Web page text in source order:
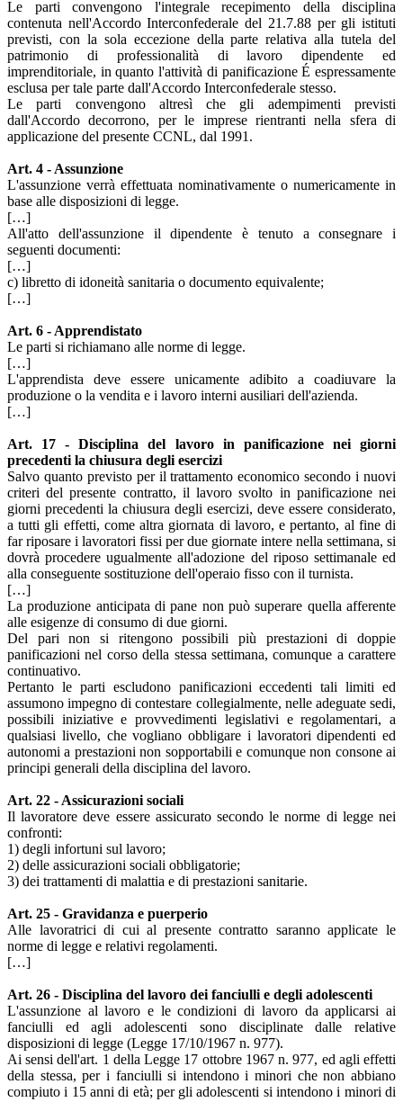
Le parti convengono l'integrale recepimento della disciplina
contenuta nell'Accordo Interconfederale del 21.7.88 per gli istituti
previsti, con la sola eccezione della parte relativa alla tutela del
patrimonio di professionalità di lavoro dipendente ed
imprenditoriale, in quanto l'attività di panificazione É espressamente
esclusa per tale parte dall'Accordo Interconfederale stesso.
Le parti convengono altresì che gli adempimenti previsti
dall'Accordo decorrono, per le imprese rientranti nella sfera di
applicazione del presente CCNL, dal 1991.
Art. 4 - Assunzione
L'assunzione verrà effettuata nominativamente o numericamente in
base alle disposizioni di legge.
[…]
All'atto dell'assunzione il dipendente è tenuto a consegnare i
seguenti documenti:
[…]
c) libretto di idoneità sanitaria o documento equivalente;
[…]
Art. 6 - Apprendistato
Le parti si richiamano alle norme di legge.
[…]
L'apprendista deve essere unicamente adibito a coadiuvare la
produzione o la vendita e i lavoro interni ausiliari dell'azienda.
[…]
Art. 17 - Disciplina del lavoro in panificazione nei giorni
precedenti la chiusura degli esercizi
Salvo quanto previsto per il trattamento economico secondo i nuovi
criteri del presente contratto, il lavoro svolto in panificazione nei
giorni precedenti la chiusura degli esercizi, deve essere considerato,
a tutti gli effetti, come altra giornata di lavoro, e pertanto, al fine di
far riposare i lavoratori fissi per due giornate intere nella settimana, si
dovrà procedere ugualmente all'adozione del riposo settimanale ed
alla conseguente sostituzione dell'operaio fisso con il turnista.
[…]
La produzione anticipata di pane non può superare quella afferente
alle esigenze di consumo di due giorni.
Del pari non si ritengono possibili più prestazioni di doppie
panificazioni nel corso della stessa settimana, comunque a carattere
continuativo.
Pertanto le parti escludono panificazioni eccedenti tali limiti ed
assumono impegno di contestare collegialmente, nelle adeguate sedi,
possibili iniziative e provvedimenti legislativi e regolamentari, a
qualsiasi livello, che vogliano obbligare i lavoratori dipendenti ed
autonomi a prestazioni non sopportabili e comunque non consone ai
principi generali della disciplina del lavoro.
Art. 22 - Assicurazioni sociali
Il lavoratore deve essere assicurato secondo le norme di legge nei
confronti:
1) degli infortuni sul lavoro;
2) delle assicurazioni sociali obbligatorie;
3) dei trattamenti di malattia e di prestazioni sanitarie.
Art. 25 - Gravidanza e puerperio
Alle lavoratrici di cui al presente contratto saranno applicate le
norme di legge e relativi regolamenti.
[…]
Art. 26 - Disciplina del lavoro dei fanciulli e degli adolescenti
L'assunzione al lavoro e le condizioni di lavoro da applicarsi ai
fanciulli ed agli adolescenti sono disciplinate dalle relative
disposizioni di legge (Legge 17/10/1967 n. 977).
Ai sensi dell'art. 1 della Legge 17 ottobre 1967 n. 977, ed agli effetti
della stessa, per i fanciulli si intendono i minori che non abbiano
compiuto i 15 anni di età; per gli adolescenti si intendono i minori di